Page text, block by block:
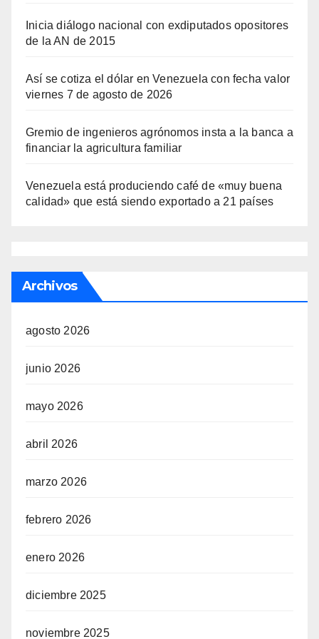
Inicia diálogo nacional con exdiputados opositores
de la AN de 2015
Así se cotiza el dólar en Venezuela con fecha valor
viernes 7 de agosto de 2026
Gremio de ingenieros agrónomos insta a la banca a
financiar la agricultura familiar
Venezuela está produciendo café de «muy buena
calidad» que está siendo exportado a 21 países
Archivos
agosto 2026
junio 2026
mayo 2026
abril 2026
marzo 2026
febrero 2026
enero 2026
diciembre 2025
noviembre 2025